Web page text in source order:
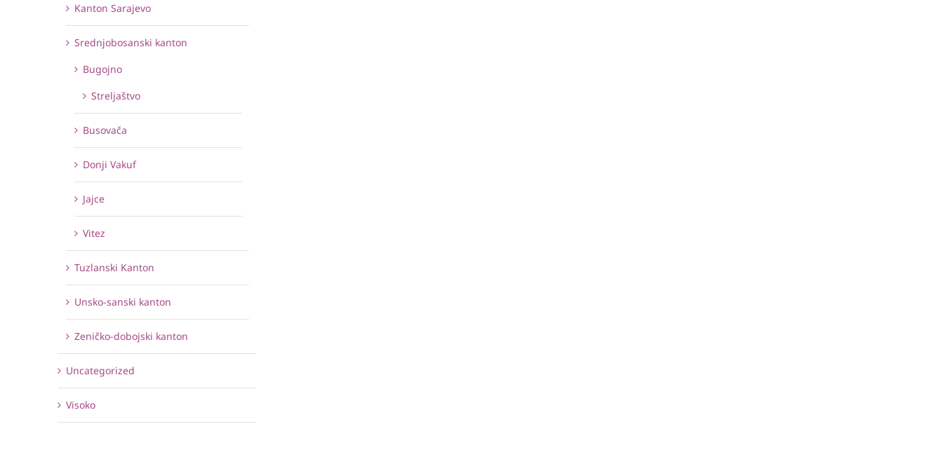
Kanton Sarajevo
Srednjobosanski kanton
Bugojno
Streljaštvo
Busovača
Donji Vakuf
Jajce
Vitez
Tuzlanski Kanton
Unsko-sanski kanton
Zeničko-dobojski kanton
Uncategorized
Visoko